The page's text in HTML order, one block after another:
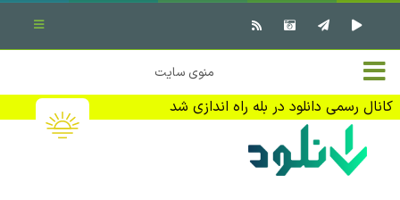
خانه
تماس با ما
تبلیغات
منوی سایت
کانال رسمی دانلود در بله راه اندازی شد
✖ بستن منو
نرم افزار کامپیوتر
بازی کامپیوتر